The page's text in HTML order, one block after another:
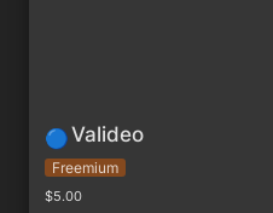
🔵Valideo
Freemium
$5.00